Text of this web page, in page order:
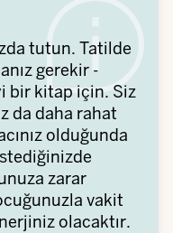
tutun. Tatilde
gerekir -
bir kitap için. Siz
da daha rahat
olduğunda
zarar
vakit
olacaktır.